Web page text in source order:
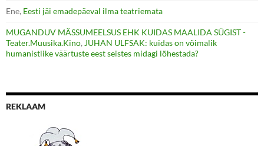
Ene, Eesti jäi emadepäeval ilma teatriemata
MUGANDUV MÄSSUMEELSUS EHK KUIDAS MAALIDA SÜGIST -
Teater.Muusika.Kino, JUHAN ULFSAK: kuidas on võimalik
humanistlike väärtuste eest seistes midagi lõhestada?
REKLAAM